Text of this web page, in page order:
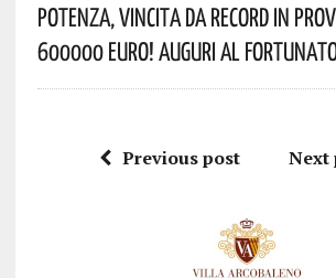
Potenza, Vincita Da Record In
600000 Euro! Auguri Al
Previous post Next